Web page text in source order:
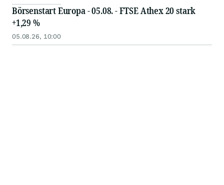
Börsenstart Europa - 05.08. - FTSE Athex 20 stark
+1,29 %
05.08.26, 10:00